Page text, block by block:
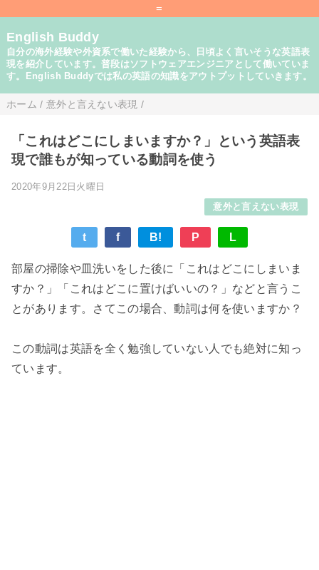
=
English Buddy
自分の海外経験や外資系で働いた経験から、日頃よく言いそうな英語表
現を紹介しています。普段はソフトウェアエンジニアとして働いていま
す。English Buddyでは私の英語の知識をアウトプットしていきます。
ホーム / 意外と言えない表現 /
「これはどこにしまいますか？」という英語表
現で誰もが知っている動詞を使う
2020年9月22日火曜日
意外と言えない表現
t f B! P L
部屋の掃除や皿洗いをした後に「これはどこにしまいま
すか？」「これはどこに置けばいいの？」などと言うこ
とがあります。さてこの場合、動詞は何を使いますか？
この動詞は英語を全く勉強していない人でも絶対に知っ
ています。